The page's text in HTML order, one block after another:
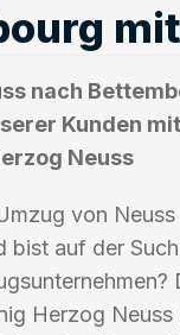
nach
Kunden
Neuss
von Neuss
bist auf der
Herzog Neuss